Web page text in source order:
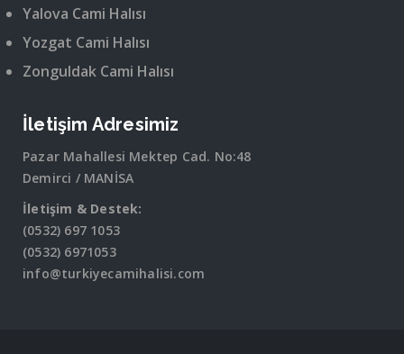
Yalova Cami Halısı
Yozgat Cami Halısı
Zonguldak Cami Halısı
İletişim Adresimiz
Pazar Mahallesi Mektep Cad. No:48
Demirci / MANİSA
İletişim & Destek:
(0532) 697 1053
(0532) 6971053
info@turkiyecamihalisi.com